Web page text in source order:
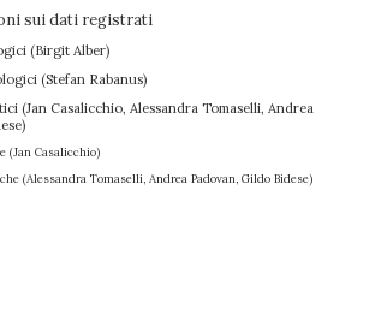
sui dati registrati
(Birgit Alber)
(Stefan Rabanus)
(Jan Casalicchio, Alessandra Tomaselli, Andrea
(Jan Casalicchio)
(Alessandra Tomaselli, Andrea Padovan, Gildo Bidese)